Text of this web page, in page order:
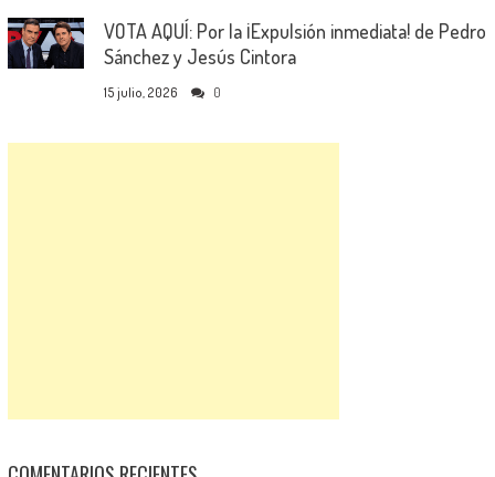
VOTA AQUÍ: Por la ¡Expulsión inmediata! de Pedro
Sánchez y Jesús Cintora
15 julio, 2026 0